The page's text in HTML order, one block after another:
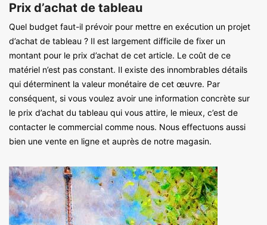
Prix d’achat de tableau
Quel budget faut-il prévoir pour mettre en exécution un projet
d’achat de tableau ? Il est largement difficile de fixer un
montant pour le prix d’achat de cet article. Le coût de ce
matériel n’est pas constant. Il existe des innombrables détails
qui déterminent la valeur monétaire de cet œuvre. Par
conséquent, si vous voulez avoir une information concrète sur
le prix d’achat du tableau qui vous attire, le mieux, c’est de
contacter le commercial comme nous. Nous effectuons aussi
bien une vente en ligne et auprès de notre magasin.